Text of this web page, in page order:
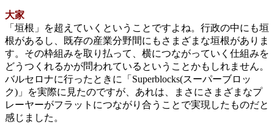
大家
「垣根」を超えていくということですよね。行政の中にも垣
根があるし、既存の産業分野間にもさまざまな垣根がありま
す。その枠組みを取り払って、横につながっていく仕組みを
どうつくれるかが問われているということかもしれません。
バルセロナに行ったときに「Superblocks(スーパーブロッ
ク)」を実際に見たのですが、あれは、まさにさまざまなプ
レーヤーがフラットにつながり合うことで実現したものだと
感じました。